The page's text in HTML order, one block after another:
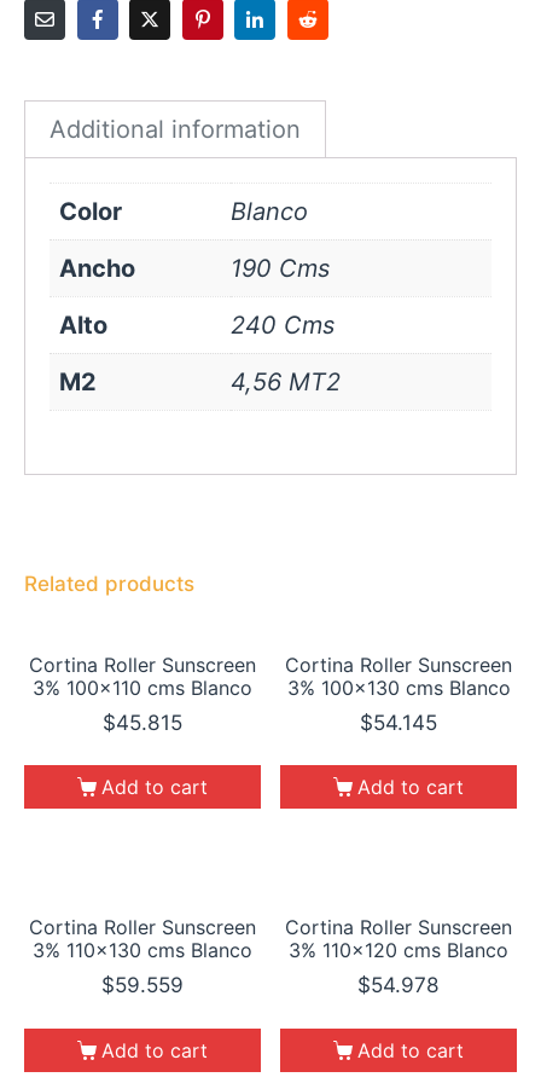
cms
Additional information
Color
Blanco
Ancho
190 Cms
Alto
240 Cms
M2
4,56 MT2
Related products
Cortina Roller Sunscreen
3% 100×110 cms Blanco
$45.815
Add to cart
Cortina Roller Sunscreen
3% 100×130 cms Blanco
$54.145
Add to cart
Cortina Roller Sunscreen
3% 110×130 cms Blanco
$59.559
Add to cart
Cortina Roller Sunscreen
3% 110×120 cms Blanco
$54.978
Add to cart